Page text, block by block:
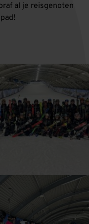
al je reisgenoten